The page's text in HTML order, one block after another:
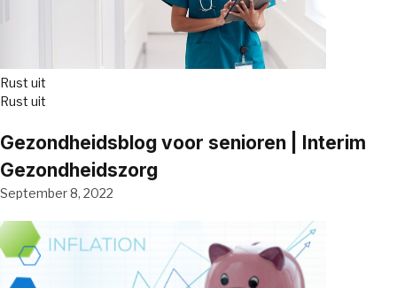
Rust uit
Rust uit
Gezondheidsblog voor senioren | Interim
Gezondheidszorg
September 8, 2022